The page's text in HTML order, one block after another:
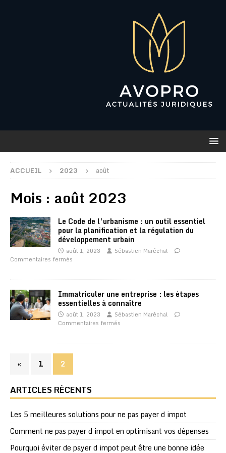
ACCUEIL 2023 août
Mois : août 2023
Le Code de l’urbanisme : un outil essentiel
pour la planification et la régulation du
développement urbain
août 1, 2023
Sébastien Maréchal
Commentaires fermés
Immatriculer une entreprise : les étapes
essentielles à connaître
août 1, 2023
Sébastien Maréchal
Commentaires fermés
« 1 2
ARTICLES RÉCENTS
Les 5 meilleures solutions pour ne pas payer d impot
Comment ne pas payer d impot en optimisant vos dépenses
Pourquoi éviter de payer d impot peut être une bonne idée